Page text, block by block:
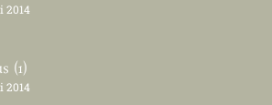
2014
(1)
2014